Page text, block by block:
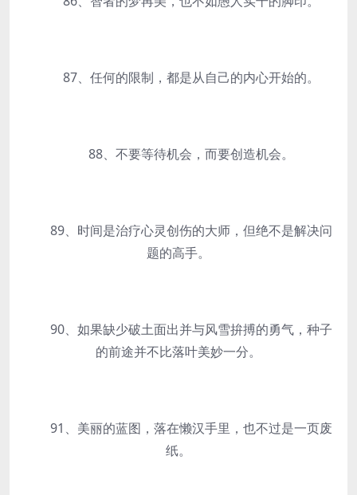
87、任何的限制，都是从自己的内心开始的。
88、不要等待机会，而要创造机会。
89、时间是治疗心灵创伤的大师，但绝不是解决问
题的高手。
90、如果缺少破土面出并与风雪拚搏的勇气，种子
的前途并不比落叶美妙一分。
91、美丽的蓝图，落在懒汉手里，也不过是一页废
纸。